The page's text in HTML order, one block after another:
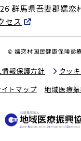
群馬県吾妻郡嬬恋
セス
© 嬬恋村国民健康保険診
情報保護方針
クッ
イトマップ
地域医療